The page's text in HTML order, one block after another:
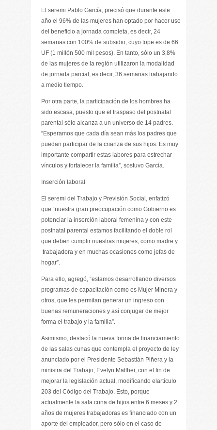
El seremi Pablo García, precisó que durante este
año el 96% de las mujeres han optado por hacer uso
del beneficio a jornada completa, es decir, 24
semanas con 100% de subsidio, cuyo tope es de 66
UF (1 millón 500 mil pesos). En tanto, sólo un 3,8%
de las mujeres de la región utilizaron la modalidad
de jornada parcial, es decir, 36 semanas trabajando
a medio tiempo.
Por otra parte, la participación de los hombres ha
sido escasa, puesto que el traspaso del postnatal
parental sólo alcanza a un universo de 14 padres.
“Esperamos que cada día sean más los padres que
puedan participar de la crianza de sus hijos. Es muy
importante compartir estas labores para estrechar
vínculos y fortalecer la familia”, sostuvo García.
Inserción laboral
El seremi del Trabajo y Previsión Social, enfatizó
que “nuestra gran preocupación como Gobierno es
potenciar la inserción laboral femenina y con este
postnatal parental estamos facilitando el doble rol
que deben cumplir nuestras mujeres, como madre y
trabajadora y en muchas ocasiones como jefas de
hogar”.
Para ello, agregó, “estamos desarrollando diversos
programas de capacitación como es Mujer Minera y
otros, que les permitan generar un ingreso con
buenas remuneraciones y así conjugar de mejor
forma el trabajo y la familia”.
Asimismo, destacó la nueva forma de financiamiento
de las salas cunas que contempla el proyecto de ley
anunciado por el Presidente Sebastián Piñera y la
ministra del Trabajo, Evelyn Matthei, con el fin de
mejorar la legislación actual, modificando elartículo
203 del Código del Trabajo. Esto, porque
actualmente la sala cuna de hijos entre 6 meses y 2
años de mujeres trabajadoras es financiado con un
aporte del empleador, pero sólo en el caso de